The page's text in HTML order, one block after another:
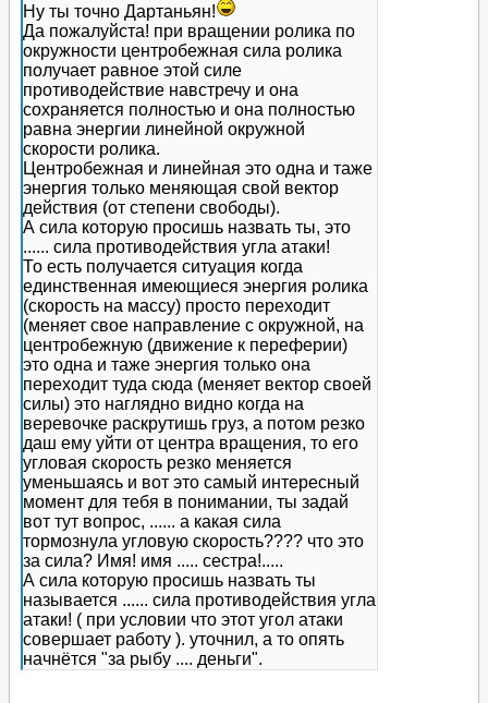
Ну ты точно Дартаньян!
Да пожалуйста! при вращении ролика по
окружности центробежная сила ролика
получает равное этой силе
противодействие навстречу и она
сохраняется полностью и она полностью
равна энергии линейной окружной
скорости ролика.
Центробежная и линейная это одна и таже
энергия только меняющая свой вектор
действия (от степени свободы).
А сила которую просишь назвать ты, это
...... сила противодействия угла атаки!
То есть получается ситуация когда
единственная имеющиеся энергия ролика
(скорость на массу) просто переходит
(меняет свое направление с окружной, на
центробежную (движение к переферии)
это одна и таже энергия только она
переходит туда сюда (меняет вектор своей
силы) это наглядно видно когда на
веревочке раскрутишь груз, а потом резко
даш ему уйти от центра вращения, то его
угловая скорость резко меняется
уменьшаясь и вот это самый интересный
момент для тебя в понимании, ты задай
вот тут вопрос, ...... а какая сила
тормознула угловую скорость???? что это
за сила? Имя! имя ..... сестра!.....
А сила которую просишь назвать ты
называется ...... сила противодействия угла
атаки! ( при условии что этот угол атаки
совершает работу ). уточнил, а то опять
начнётся "за рыбу .... деньги".